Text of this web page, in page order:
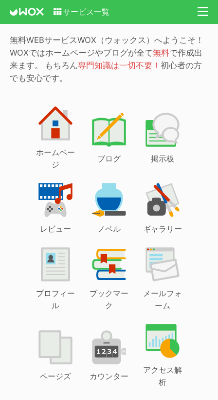
サービス一覧
無料WEBサービスWOX（ウォックス）へようこそ！
WOXではホームページやブログが全て無料で作成出
来ます。
もちろん専門知識は一切不要！ 初心者の方
でも安心です。
ホームペー
ジ
ブログ 掲示板
レビュー ノベル ギャラリー
プロフィー
ル
ブックマー
ク
メールフォ
ーム
ページズ カウンター
アクセス解
析